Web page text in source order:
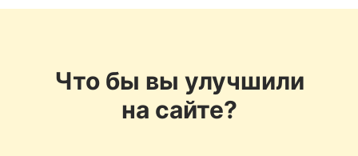
Что бы вы улучшили
на сайте?